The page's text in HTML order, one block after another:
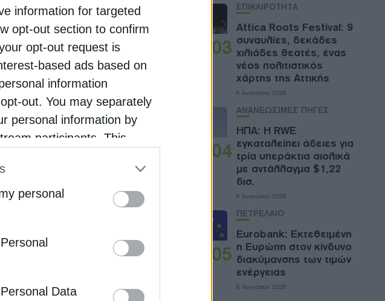
information for targeted
opt-out section to confirm
opt-out request is
based ads based on
information
out. You may separately
personal information by
participants. This
that may further disclose it to
personal
Data
03
ΕΠΙΚΑΙΡΟΤΗΤΑ
Attica Roots Festival: 9
συναυλίες, δεκάδες
χιλιάδες θεατές, ένας
νέος πολιτιστικός
χάρτης της Αττικής
6 Αυγούστου 2026
04
ΑΝΑΝΕΩΣΙΜΕΣ ΠΗΓΕΣ
ΗΠΑ: Η RWE
εγκαταλείπει άδειες για
τρία υπεράκτια αιολικά
με αντάλλαγμα $1,22
δισ.
6 Αυγούστου 2026
05
ΠΕΤΡΕΛΑΙΟ
Eurobank: Εκτεθειμένη
η Ευρώπη στον κίνδυνο
διακύμανσης των τιμών
ενέργειας
6 Αυγούστου 2026